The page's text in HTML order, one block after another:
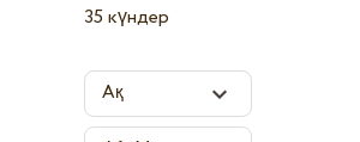
35 күндер